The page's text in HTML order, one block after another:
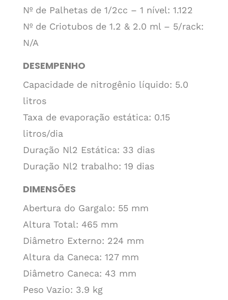
Nº de Palhetas de 1/2cc – 1 nível: 1.122
Nº de Criotubos de 1.2 & 2.0 ml – 5/rack:
N/A
DESEMPENHO
Capacidade de nitrogênio líquido: 5.0
litros
Taxa de evaporação estática: 0.15
litros/dia
Duração Nl2 Estática: 33 dias
Duração Nl2 trabalho: 19 dias
DIMENSÕES
Abertura do Gargalo: 55 mm
Altura Total: 465 mm
Diâmetro Externo: 224 mm
Altura da Caneca: 127 mm
Diâmetro Caneca: 43 mm
Peso Vazio: 3.9 kg